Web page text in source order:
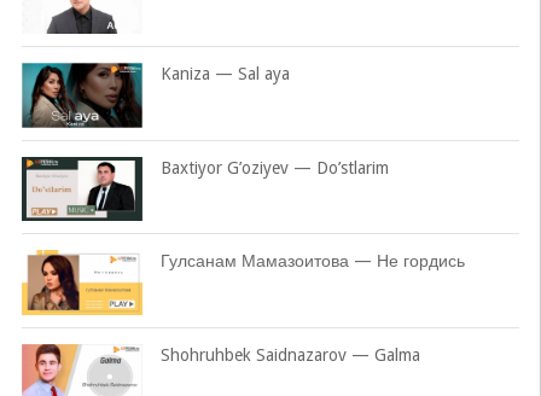
Kaniza — Sal aya
Baxtiyor G’oziyev — Do’stlarim
Гулсанам Мамазоитова — Не гордись
Shohruhbek Saidnazarov — Galma